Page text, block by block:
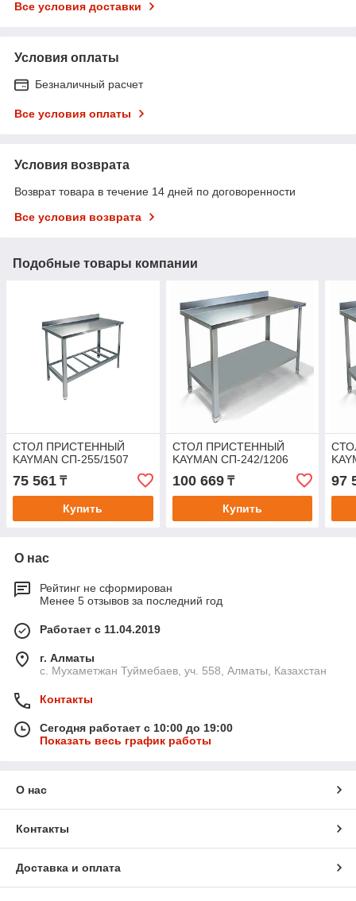
Все условия доставки
Условия оплаты
Безналичный расчет
Все условия оплаты
Условия возврата
Возврат товара в течение 14 дней по договоренности
Все условия возврата
Подобные товары компании
СТОЛ ПРИСТЕННЫЙ
KAYMAN СП-255/1507
75 561 ₸
Купить
СТОЛ ПРИСТЕННЫЙ
KAYMAN СП-242/1206
100 669₸
Купить
97
О нас
Рейтинг не сформирован
Менее 5 отзывов за последний год
Работает с 11.04.2019
г. Алматы
с. Мухаметжан Туймебаев, уч. 558, Алматы, Казахстан
Контакты
Сегодня работает с 10:00 до 19:00
Показать весь график работы
О нас
Контакты
Доставка и оплата